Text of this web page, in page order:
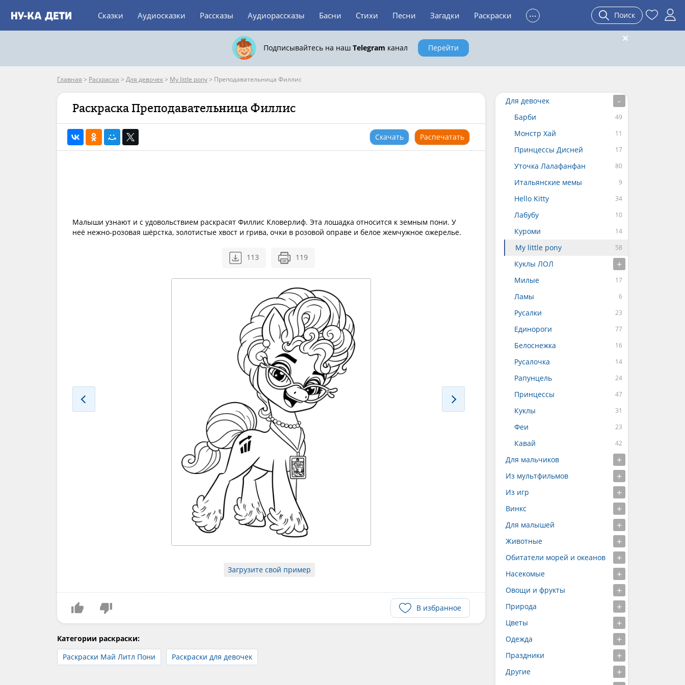
Сказки Аудиосказки Рассказы Аудиорассказы Басни Стихи Песни Загадки Раскраски ... Поиск
Подписывайтесь на наш Telegram канал Перейти
Главная > Раскраски > Для девочек> My little pony> Преподавательница Филлис
Раскраска Преподавательница Филлис
Скачать Распечатать
Малыши узнают и с удовольствием раскрасят Филлис Кловерлиф. Эта лошадка относится к земным пони. У
неё нежно-розовая шёрстка, золотистые хвост и грива, очки в розовой оправе и белое жемчужное ожерелье.
113 119
Загрузите свой пример
В избранное
Категории раскраски:
Раскраски Май Литл Пони
Раскраски для девочек
Для девочек
Барби
Монстр Хай
Принцессы Дисней
Уточка Лалафанфан
Итальянские мемы
Hello Kitty
Лабубу
Куроми
My little pony
Куклы ЛОЛ
Милые
Ламы
Русалки
Единороги
Белоснежка
Русалочка
Рапунцель
Принцессы
Куклы
Феи
Кавай
Для мальчиков
Из мультфильмов
Из игр
Винкс
Для малышей
Животные
Обитатели морей и океанов
Насекомые
Овощи и фрукты
Природа
Цветы
Одежда
Праздники
Другие